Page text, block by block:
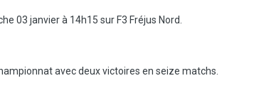
03 janvier à 14h15 sur F3 Fréjus Nord.
avec deux victoires en seize matchs.